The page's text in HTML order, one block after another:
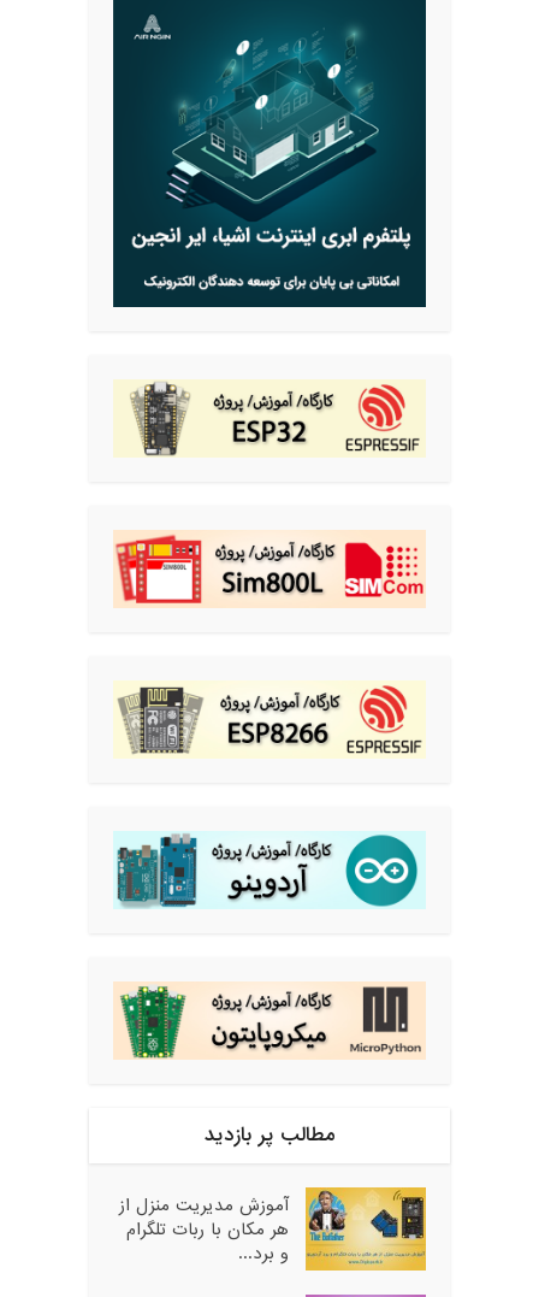
مطالب پر بازدید
آموزش مدیریت منزل از
هر مکان با ربات تلگرام
و برد...